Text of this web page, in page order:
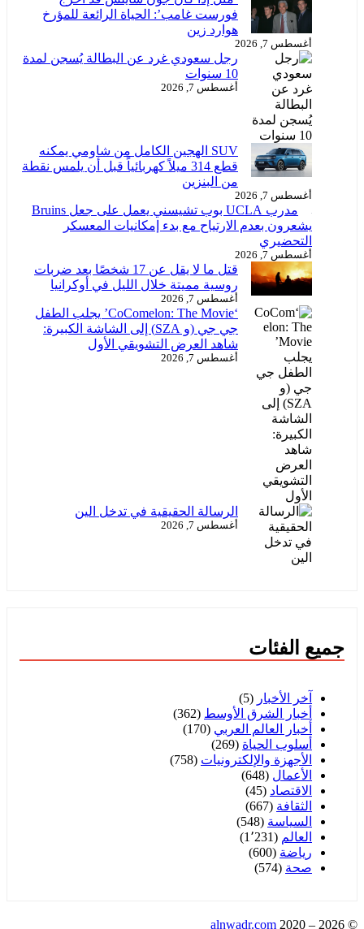
فورست غامب’: الحياة الرائعة للمؤرخ
هوارد زين
أغسطس 7, 2026
رجل سعودي غرد عن البطالة يُسجن لمدة
10 سنوات
أغسطس 7, 2026
SUV الهجين الكامل من شاومي يمكنه
قطع 314 ميلاً كهربائياً قبل أن يلمس نقطة
من البنزين
أغسطس 7, 2026
مدرب UCLA بوب تشيسني يعمل على جعل Bruins
يشعرون بعدم الارتياح مع بدء إمكانيات المعسكر
التحضيري
أغسطس 7, 2026
قتل ما لا يقل عن 17 شخصًا بعد ضربات
روسية مميتة خلال الليل في أوكرانيا
أغسطس 7, 2026
‘CoComelon: The Movie’ يجلب الطفل
جي جي (و SZA) إلى الشاشة الكبيرة:
شاهد العرض التشويقي الأول
أغسطس 7, 2026
الرسالة الحقيقية في تدخل الين
أغسطس 7, 2026
جميع الفئات
آخر الأخبار (5)
أخبار الشرق الأوسط (362)
أخبار العالم العربي (170)
أسلوب الحياة (269)
الأجهزة والإلكترونيات (758)
الأعمال (648)
الاقتصاد (45)
الثقافة (667)
السياسة (548)
العالم (1٬231)
رياضة (600)
صحة (574)
©
alnwadr.com 2020 – 2026